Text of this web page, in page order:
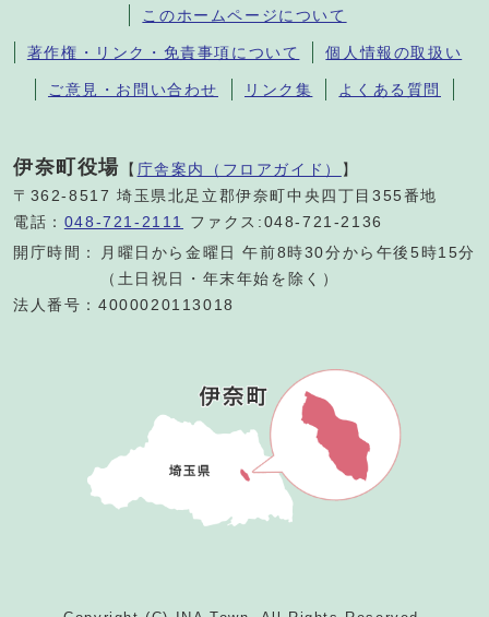
このホームページについて
著作権・リンク・免責事項について 個人情報の取扱い
ご意見・お問い合わせ リンク集 よくある質問
伊奈町役場 【 庁舎案内（フロアガイド） 】
〒362-8517 埼玉県北足立郡伊奈町中央四丁目355番地
電話： 048-721-2111
ファクス:048-721-2136
開庁時間：
月曜日から金曜日 午前8時30分から午後5時15分
（土日祝日・年末年始を除く）
法人番号：4000020113018